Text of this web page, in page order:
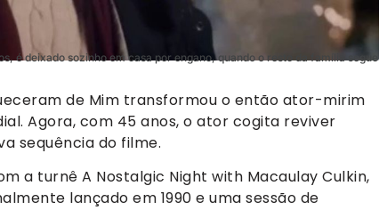
é deixado sozinho em casa por engano, quando o resto da família segue
de Mim transformou o então ator-mirim
Agora, com 45 anos, o ator cogita reviver
sequência do filme.
a turnê A Nostalgic Night with Macaulay Culkin,
lançado em 1990 e uma sessão de